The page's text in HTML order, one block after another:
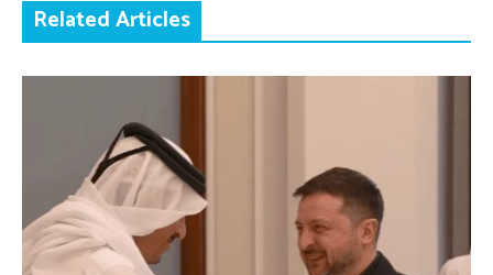
Related Articles